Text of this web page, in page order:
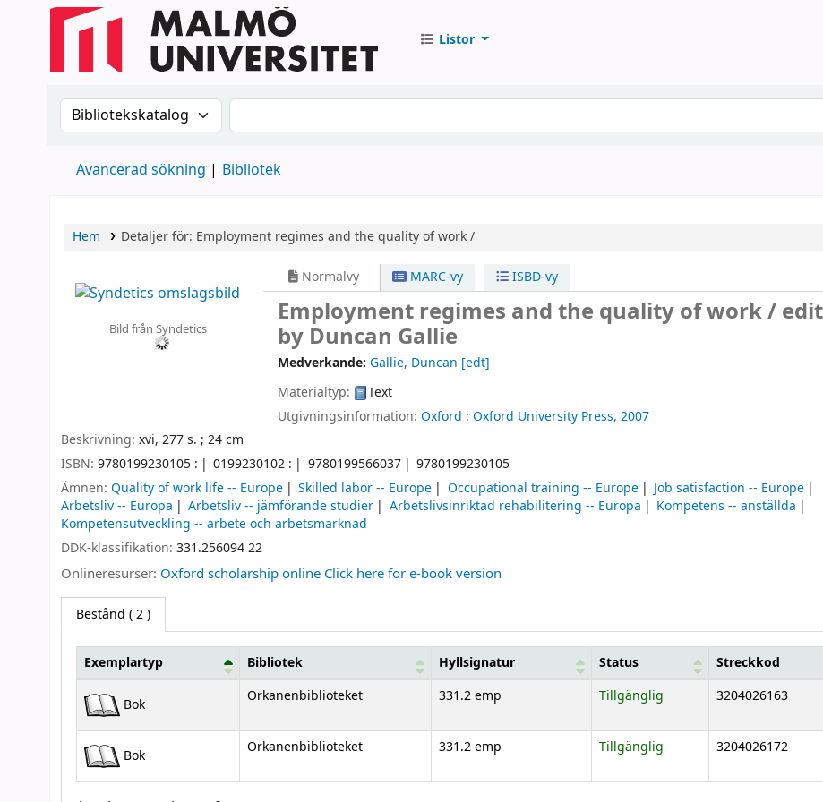
Listor
Sök i katalogen efter:Sök i katalogen
Avancerad sökning Bibliotek
Hem Detaljer för: Employment regimes and the quality of work /
Bild från Syndetics
Normalvy MARC-vy ISBD-vy
Employment regimes and the quality of work /
by Duncan Gallie
Medverkande:Gallie, Duncan [edt]
Materialtyp:
Text
Utgivningsinformation:Oxford : Oxford University Press, 2007
Beskrivning: xvi, 277 s. ; 24 cm
ISBN: 9780199230105 : 0199230102 : 9780199566037
9780199230105
Ämnen: Quality of work life -- Europe Skilled labor -- Europe Occupational training -- Europe
Job satisfaction -- Europe
Arbetsliv -- Europa
Arbetsliv -- jämförande studier Arbetslivsinriktad rehabilitering -- Europa
Kompetens -- anställda
Kompetensutveckling -- arbete och arbetsmarknad
DDK-klassifikation: 331.256094 22
Onlineresurser: Oxford scholarship online Click here for e-book version
Bestånd ( 2 )
Bestånd
Exemplartyp Bibliotek Hyllsignatur Status Streckkod
Bok Orkanenbiblioteket 331.2 emp Tillgänglig 3204026163
Bok Orkanenbiblioteket 331.2 emp Tillgänglig 3204026172